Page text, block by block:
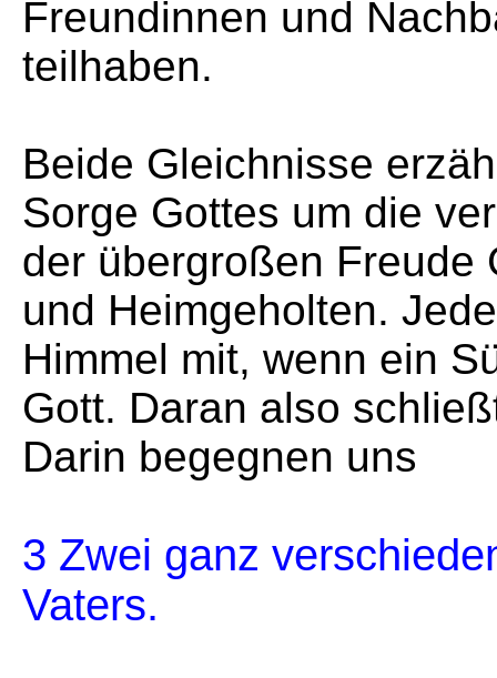
Freundinnen und
teilhaben.
Beide Gleichnisse
Sorge Gottes um die
der übergroßen Freude
und Heimgeholten.
Himmel mit, wenn ein
Gott. Daran also
Darin begegnen uns
3 Zwei ganz
Vaters.